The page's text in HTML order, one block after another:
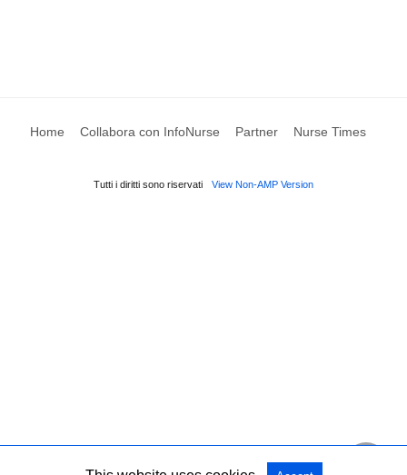
Home Collabora con InfoNurse Partner Nurse Times
Tutti i diritti sono riservati View Non-AMP Version